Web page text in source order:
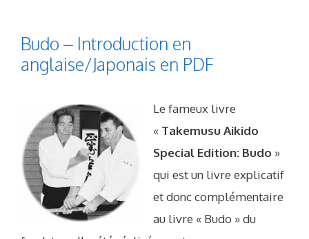
Budo – Introduction en
anglaise/Japonais en PDF
Le fameux livre
« Takemusu Aikido
Special Edition: Budo »
qui est un livre explicatif
et donc complémentaire
au livre « Budo » du